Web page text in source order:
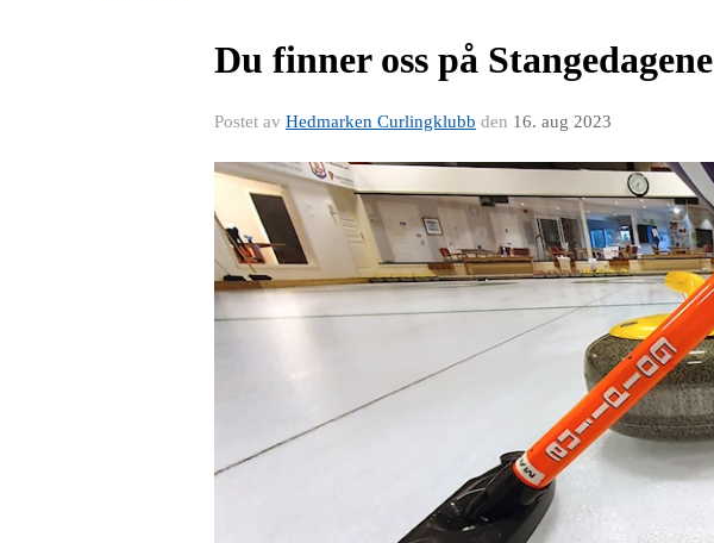
Du finner oss på Stangedagene
Postet av Hedmarken Curlingklubb den 16. aug 2023